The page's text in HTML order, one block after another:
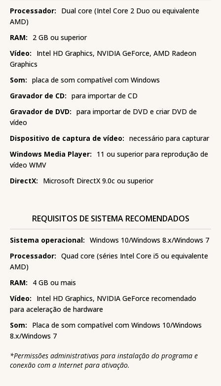
Processador:
Dual core (Intel Core 2 Duo ou equivalente
AMD)
RAM:
2 GB ou superior
Vídeo:
Intel HD Graphics, NVIDIA GeForce, AMD Radeon
Graphics
Som: placa de som compatível com Windows
Gravador de CD: para importar de CD
Gravador de DVD: para importar de DVD e criar DVD de
vídeo
Dispositivo de captura de vídeo: necessário para capturar
Windows Media Player:
11 ou superior para reprodução de
vídeo WMV
DirectX:
Microsoft DirectX 9.0c ou superior
REQUISITOS DE SISTEMA RECOMENDADOS
Sistema operacional: Windows 10/Windows 8.x/Windows 7
Processador: Quad core (séries Intel Core i5 ou equivalente
AMD)
RAM:
4 GB ou mais
Vídeo:
Intel HD Graphics, NVIDIA GeForce recomendado
para aceleração de hardware
Som:
Placa de som compatível com Windows 10/Windows
8.x/Windows 7
*Permissões administrativas para instalação do programa e
conexão com a Internet para ativação.